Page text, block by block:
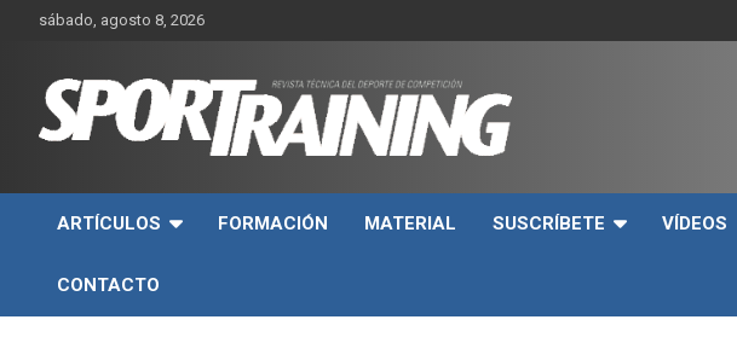
sábado, agosto 8, 2026
Revista técnica del
rendimiento, nutrición y entrenamiento.
ARTÍCULOS
FORMACIÓN MATERIAL SUSCRÍBETE VÍDEOS
CONTACTO